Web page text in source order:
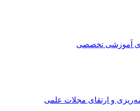
آموزشی تخصصی
و ارتقای مجلات علمی